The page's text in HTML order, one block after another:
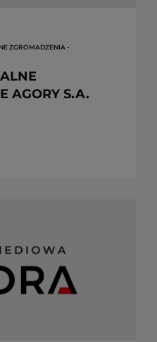
ZGROMADZENIA -
AGORY S.A.